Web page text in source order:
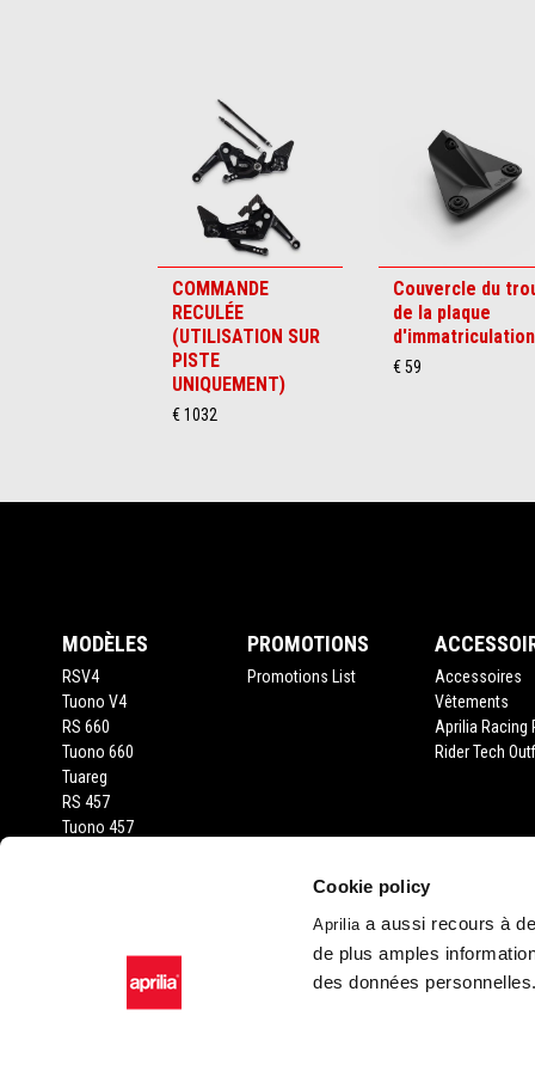
Cookie policy
Apriliaa aussi recours à
de plus amples
des données
COMMANDE
RECULÉE
(UTILISATION SUR
PISTE
UNIQUEMENT)
€ 1032
Couvercle du
de la plaque
d'immatriculation
€ 59
MODÈLES
RSV4
Tuono V4
RS 660
Tuono 660
Tuareg
RS 457
Tuono 457
SR GT 400
SR GT 125
PROMOTIONS
Promotions List
Accessoires
Vêtements
Aprilia Racing
Rider Tech